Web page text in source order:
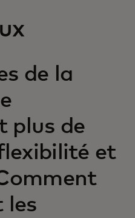
de la
plus de
et
les